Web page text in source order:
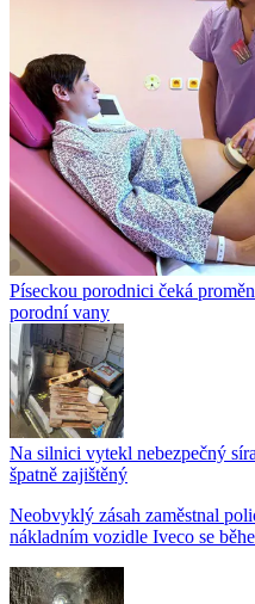
Píseckou porodnici čeká
porodní vany
Na silnici vytekl nebezpečný
špatně zajištěný
Neobvyklý zásah zaměstnal
nákladním vozidle Iveco se